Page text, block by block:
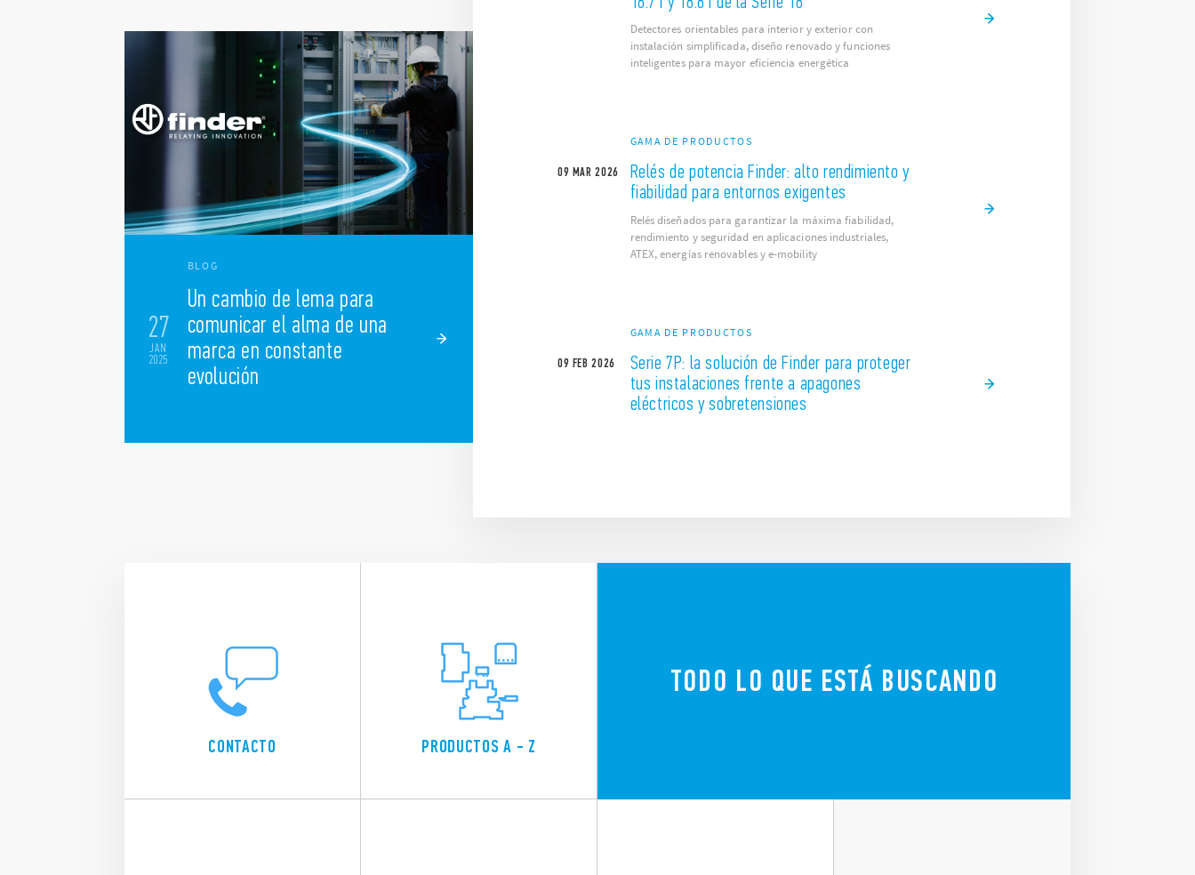
27
JAN
2025
BLOG
Un cambio de lema para
comunicar el alma de una
marca en constante
evolución
Detectores orientables para interior y exterior con
instalación simplificada, diseño renovado y funciones
inteligentes para mayor eficiencia energética
09 MAR 2026
GAMA DE PRODUCTOS
Relés de potencia Finder: alto rendimiento y
fiabilidad para entornos exigentes
Relés diseñados para garantizar la máxima fiabilidad,
rendimiento y seguridad en aplicaciones industriales,
ATEX, energías renovables y e-mobility
09 FEB 2026
GAMA DE PRODUCTOS
Serie 7P: la solución de Finder para proteger
tus instalaciones frente a apagones
eléctricos y sobretensiones
TODO LO QUE ESTÁ BUSCANDO
PRODUCTOS A - Z
CONTACTO